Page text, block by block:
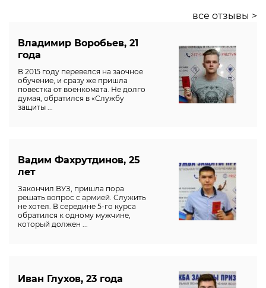
все отзывы >
Владимир Воробьев, 21
года
В 2015 году перевелся на заочное
обучение, и сразу же пришла
повестка от военкомата. Не долго
думая, обратился в «Службу
защиты ...
Вадим Фахрутдинов, 25
лет
Закончил ВУЗ, пришла пора
решать вопрос с армией. Служить
не хотел. В середине 5-го курса
обратился к одному мужчине,
который должен ...
Иван Глухов, 23 года